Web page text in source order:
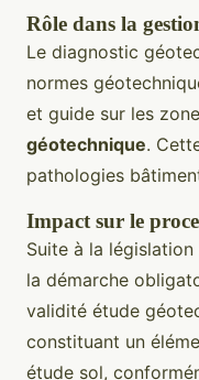
Rôle dans la
Le diagnostic
normes
et guide sur les
géotechnique.
pathologies
Impact sur le
Suite à la
la démarche
validité étude
constituant un
étude sol,